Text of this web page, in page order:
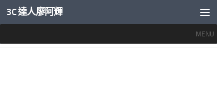
內文下方
3C 達人廖阿輝
MENU